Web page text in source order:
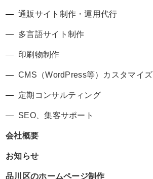
通販サイト制作・運用代行
多言語サイト制作
印刷物制作
CMS（WordPress等）カスタマイズ
定期コンサルティング
SEO、集客サポート
会社概要
お知らせ
品川区のホームページ制作